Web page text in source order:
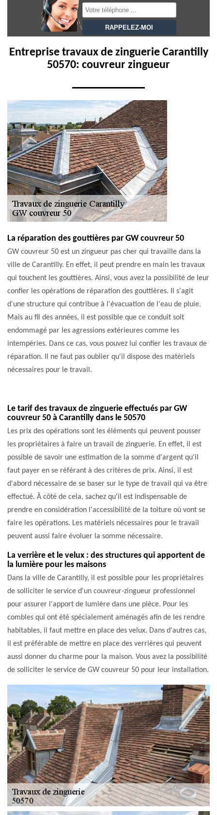
Entreprise travaux de zinguerie Carantilly
50570: couvreur zingueur
La réparation des gouttières par GW couvreur 50
GW couvreur 50 est un zingueur pas cher qui travaille dans la
ville de Carantilly. En effet, il peut prendre en main les travaux
qui touchent les gouttières. Ainsi, vous avez la possibilité de leur
confier les opérations de réparation des gouttières. Il s'agit
d'une structure qui contribue à l'évacuation de l'eau de pluie.
Mais au fil des années, il est possible que ce conduit soit
endommagé par les agressions extérieures comme les
intempéries. Dans ce cas, vous pouvez lui confier les travaux de
réparation. Il ne faut pas oublier qu'il dispose des matériels
nécessaires pour le travail.
Le tarif des travaux de zinguerie effectués par GW
couvreur 50 à Carantilly dans le 50570
Les prix des opérations sont les éléments qui peuvent pousser
les propriétaires à faire un travail de zinguerie. En effet, il est
possible de savoir une estimation de la somme d'argent qu'il
faut payer en se référant à des critères de prix. Ainsi, il est
d'abord nécessaire de se baser sur le type de travail qui va être
effectué. À côté de cela, sachez qu'il est indispensable de
prendre en considération l'accessibilité de la toiture où vont se
faire les opérations. Les matériels nécessaires pour le travail
peuvent aussi faire évoluer la somme nécessaire.
La verrière et le velux : des structures qui apportent de
la lumière pour les maisons
Dans la ville de Carantilly, il est possible pour les propriétaires
de solliciter le service d'un couvreur-zingueur professionnel
pour assurer l'apport de lumière dans une pièce. Pour les
combles qui ont été spécialement aménagés afin de les rendre
habitables, il faut mettre en place des velux. Dans d'autres cas,
il est préférable de mettre en place des verrières qui peuvent
aussi donner du charme pour la maison. Vous avez la possibilité
de solliciter le service de GW couvreur 50 pour leur installation.